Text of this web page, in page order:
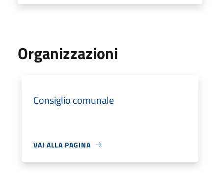
Organizzazioni
Consiglio comunale
VAI ALLA PAGINA